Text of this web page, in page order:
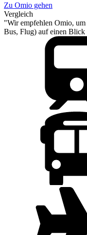
Zu Omio gehen
Vergleich
"Wir empfehlen Omio,
Bus, Flug) auf einen Blick